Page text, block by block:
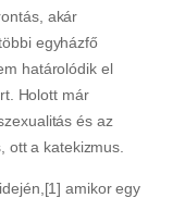
akár
egyházfő
határolódik el
Holott már
és az
ott a katekizmus.
amikor egy